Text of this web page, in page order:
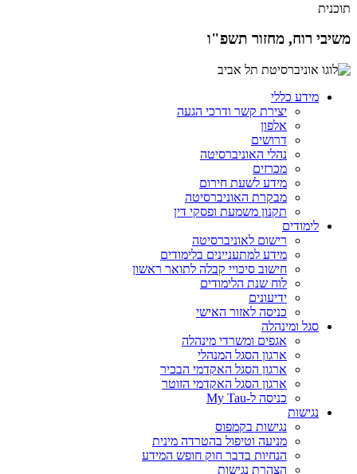
תוכנית
משיבי רוח, מחזור תשפ"ו
מידע כללי
יצירת קשר ודרכי הגעה
אלפון
דרושים
נהלי האוניברסיטה
מכרזים
מידע לשעת חירום
מבקרת האוניברסיטה
תקנון משמעת ופסקי דין
לימודים
רישום לאוניברסיטה
מידע למתעניינים בלימודים
חישוב סיכויי קבלה לתואר ראשון
לוח שנת הלימודים
ידיעונים
כניסה לאזור האישי
סגל ומינהלה
אגפים ומשרדי מינהלה
ארגון הסגל המנהלי
ארגון הסגל האקדמי הבכיר
ארגון הסגל האקדמי הזוטר
כניסה ל-My Tau
נגישות
נגישות בקמפוס
מניעה וטיפול בהטרדה מינית
הנחיות בדבר חוק חופש המידע
הצהרת נגישות